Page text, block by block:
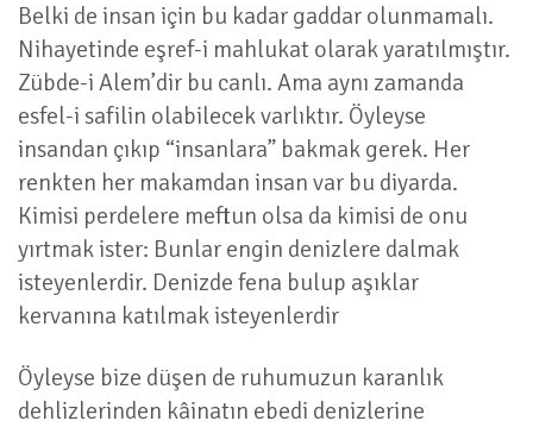
Belki de insan için bu kadar gaddar olunmamalı.
Nihayetinde eşref-i mahlukat olarak yaratılmıştır.
Zübde-i Alem’dir bu canlı. Ama aynı zamanda
esfel-i safilin olabilecek varlıktır. Öyleyse
insandan çıkıp “insanlara” bakmak gerek. Her
renkten her makamdan insan var bu diyarda.
Kimisi perdelere meftun olsa da kimisi de onu
yırtmak ister: Bunlar engin denizlere dalmak
isteyenlerdir. Denizde fena bulup aşıklar
kervanına katılmak isteyenlerdir
Öyleyse bize düşen de ruhumuzun karanlık
dehlizlerinden kâinatın ebedi denizlerine